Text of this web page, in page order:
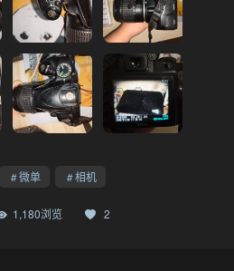
微单 相机
1,180浏览 2